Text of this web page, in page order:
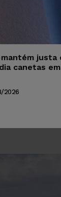
justa
canetas
2026